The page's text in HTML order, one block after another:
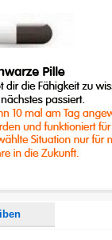
Kommentar entfernt.
oder "http://" in URLs
erscheinen.